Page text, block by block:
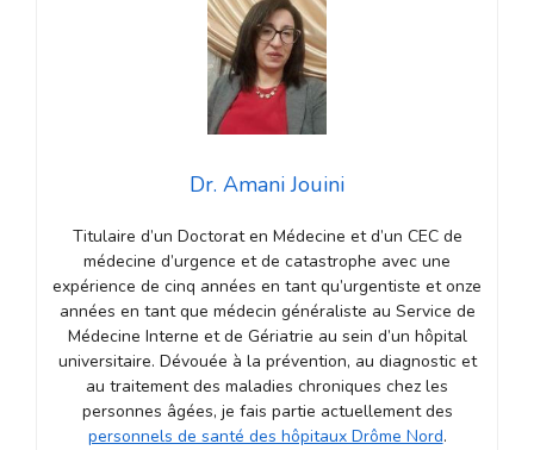
Dr. Amani Jouini
Titulaire d’un Doctorat en Médecine et d’un CEC de
médecine d’urgence et de catastrophe avec une
expérience de cinq années en tant qu’urgentiste et onze
années en tant que médecin généraliste au Service de
Médecine Interne et de Gériatrie au sein d’un hôpital
universitaire. Dévouée à la prévention, au diagnostic et
au traitement des maladies chroniques chez les
personnes âgées, je fais partie actuellement des
personnels de santé des hôpitaux Drôme Nord.